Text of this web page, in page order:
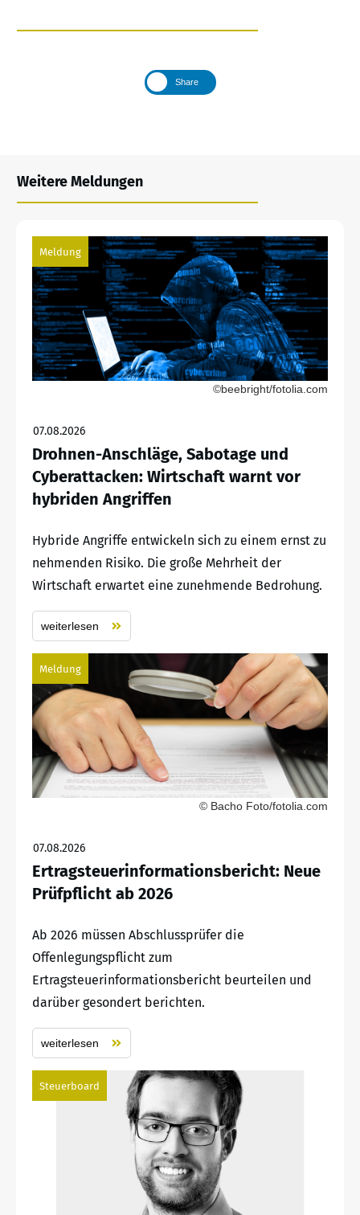
Share
Weitere Meldungen
Meldung
©beebright/fotolia.com
07.08.2026
Drohnen-Anschläge, Sabotage und
Cyberattacken: Wirtschaft warnt vor
hybriden Angriffen
Hybride Angriffe entwickeln sich zu einem ernst zu
nehmenden Risiko. Die große Mehrheit der
Wirtschaft erwartet eine zunehmende Bedrohung.
weiterlesen
Meldung
© Bacho Foto/fotolia.com
07.08.2026
Ertragsteuerinformationsbericht: Neue
Prüfpflicht ab 2026
Ab 2026 müssen Abschlussprüfer die
Offenlegungspflicht zum
Ertragsteuerinformationsbericht beurteilen und
darüber gesondert berichten.
weiterlesen
Steuerboard